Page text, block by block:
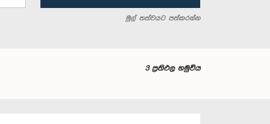
මුල් තත්වයට පත්කරන්න
3 ප්‍රතිඵල හමුවිය